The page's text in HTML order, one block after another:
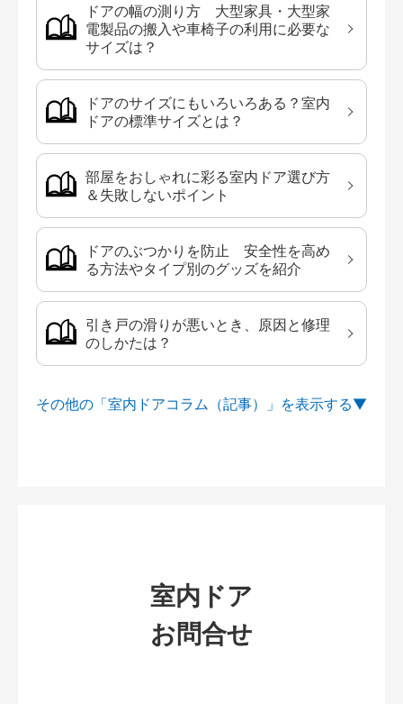
ドアの幅の測り方 大型家具・大型家
電製品の搬入や車椅子の利用に必要な
サイズは？
ドアのサイズにもいろいろある？室内
ドアの標準サイズとは？
部屋をおしゃれに彩る室内ドア選び方
＆失敗しないポイント
ドアのぶつかりを防止 安全性を高め
る方法やタイプ別のグッズを紹介
引き戸の滑りが悪いとき、原因と修理
のしかたは？
その他の「室内ドアコラム（記事）」を
室内ドア
お問合せ